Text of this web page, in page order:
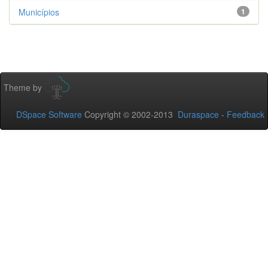
1
Municípios
Theme by
DSpace Software Copyright © 2002-2013 Duraspace - Feedback